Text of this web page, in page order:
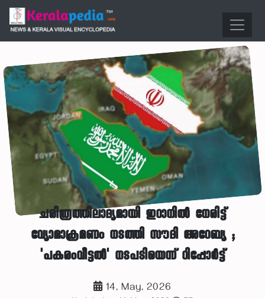
ചരിത്രത്തിലാദ്യമായി ഇറാനിൽ നേരിട്ട്
വ്യോമാക്രമണം നടത്തി സൗദി അറേബ്യ ;
'പകരംവീട്ടൽ' നടപടിയെന്ന് റിപ്പോർട്ട്
14, May, 2026